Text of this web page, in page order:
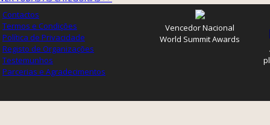
Contactos
Termos e Condições
Política de Privacidade
Registo de Organizações
Testemunhos
Parcerias e Agradecimentos
Vencedor Nacional
World Summit Awards